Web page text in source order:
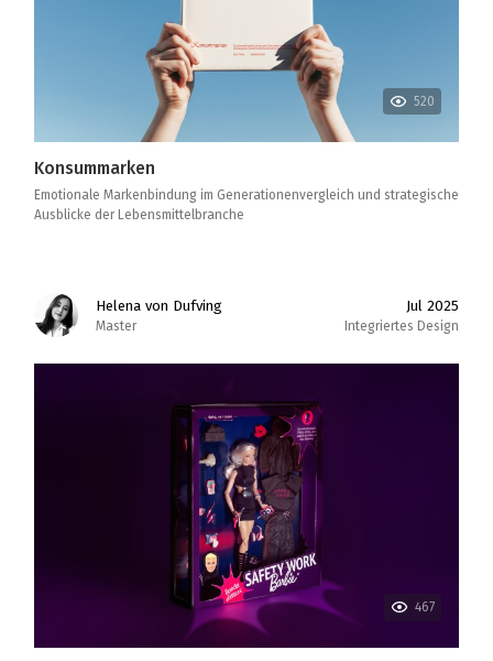
520
Konsummarken
Emotionale Markenbindung im Generationenvergleich und strategische
Ausblicke der Lebensmittelbranche
Helena von Dufving
Master
Jul 2025
Integriertes Design
467